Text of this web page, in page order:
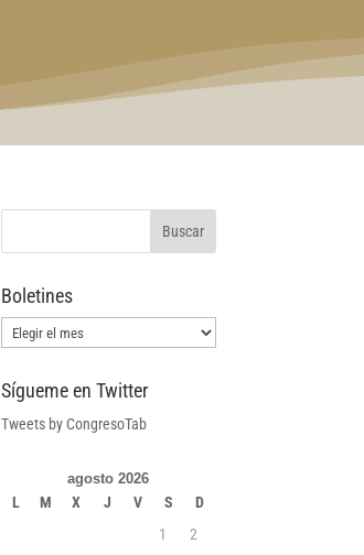
Boletines
Boletines
Sígueme en Twitter
Tweets by CongresoTab
agosto 2026
L M X J V S
D
1
2